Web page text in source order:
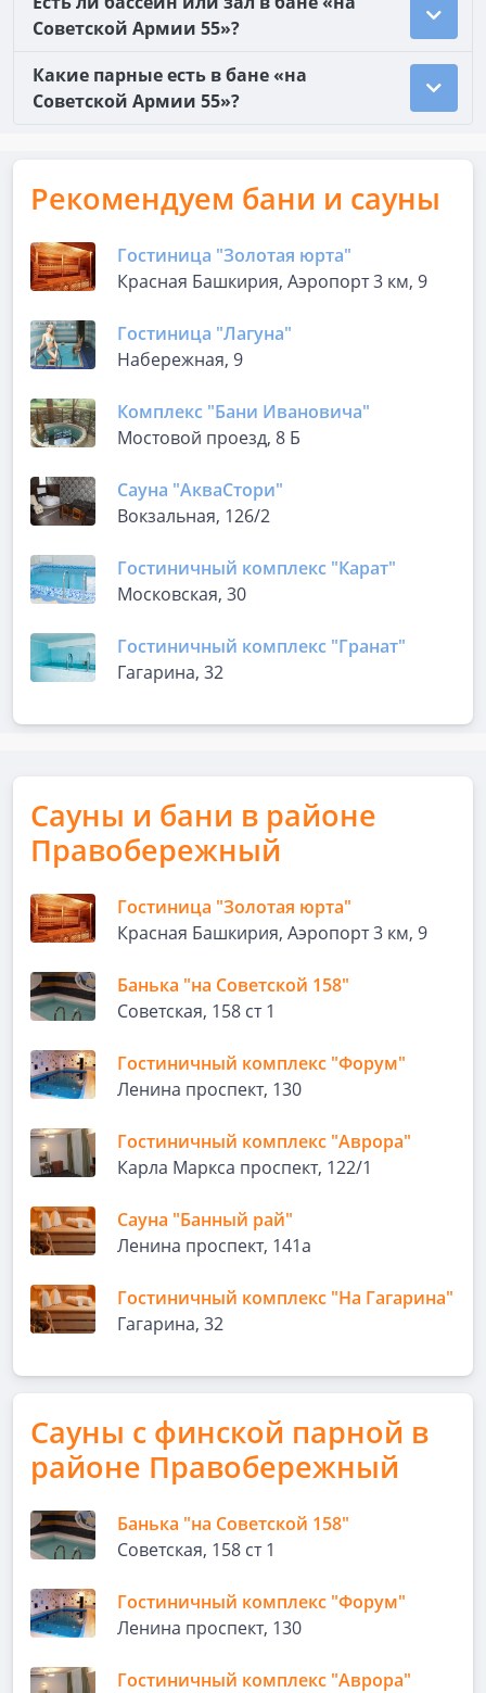
Советской Армии 55»?
Какие парные есть в бане «на
Советской Армии 55»?
Рекомендуем бани и сауны
Гостиница "Золотая юрта"
Красная Башкирия, Аэропорт 3 км, 9
Гостиница "Лагуна"
Набережная, 9
Комплекс "Бани Ивановича"
Мостовой проезд, 8 Б
Сауна "АкваСтори"
Вокзальная, 126/2
Гостиничный комплекс "Карат"
Московская, 30
Гостиничный комплекс "Гранат"
Гагарина, 32
Сауны и бани в районе
Правобережный
Гостиница "Золотая юрта"
Красная Башкирия, Аэропорт 3 км, 9
Банька "на Советской 158"
Советская, 158 ст 1
Гостиничный комплекс "Форум"
Ленина проспект, 130
Гостиничный комплекс "Аврора"
Карла Маркса проспект, 122/1
Сауна "Банный рай"
Ленина проспект, 141а
Гостиничный комплекс "На Гагарина"
Гагарина, 32
Сауны с финской парной в
районе Правобережный
Банька "на Советской 158"
Советская, 158 ст 1
Гостиничный комплекс "Форум"
Ленина проспект, 130
Гостиничный комплекс "Аврора"